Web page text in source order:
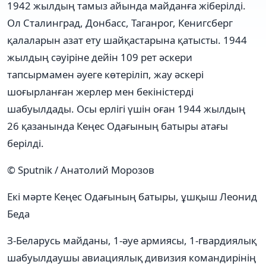
1942 жылдың тамыз айында майданға жіберілді.
Ол Сталинград, Донбасс, Таганрог, Кенигсберг
қалаларын азат ету шайқастарына қатысты. 1944
жылдың сәуіріне дейін 109 рет әскери
тапсырмамен әуеге көтеріліп, жау әскері
шоғырланған жерлер мен бекіністерді
шабуылдады. Осы ерлігі үшін оған 1944 жылдың
26 қазанында Кеңес Одағының батыры атағы
берілді.
© Sputnik / Анатолий Морозов
Екі мәрте Кеңес Одағының батыры, ұшқыш Леонид
Беда
З-Беларусь майданы, 1-әуе армиясы, 1-гвардиялық
шабуылдаушы авиациялық дивизия командирінің